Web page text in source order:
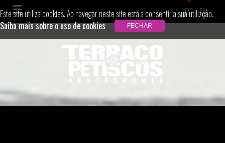
PT EN
Este site utiliza cookies. Ao navegar neste site está a consentir a sua utilizção.
Saiba mais sobre o uso de cookies